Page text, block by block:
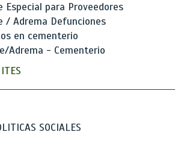
Especial para Proveedores
/ Adrema Defunciones
en cementerio
Adrema - Cementerio
SOCIALES